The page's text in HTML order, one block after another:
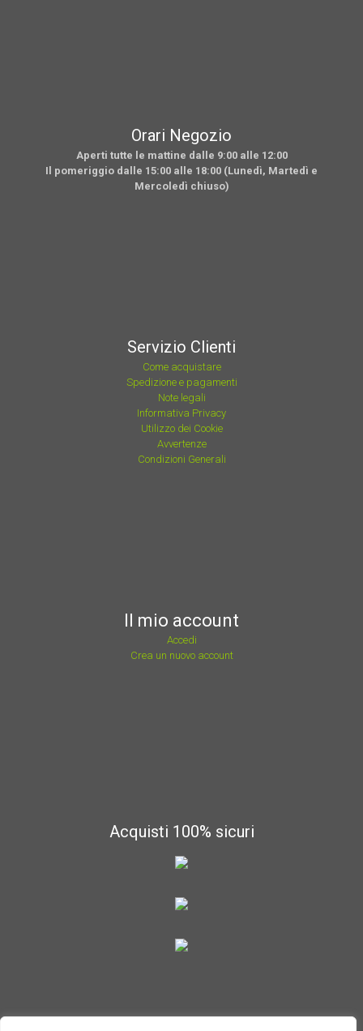
Orari Negozio
Aperti tutte le mattine dalle 9:00 alle 12:00
Il pomeriggio dalle 15:00 alle 18:00 (Lunedì, Martedì e
Mercoledì chiuso)
Servizio Clienti
Come acquistare
Spedizione e pagamenti
Note legali
Informativa Privacy
Utilizzo dei Cookie
Avvertenze
Condizioni Generali
Il mio account
Accedi
Crea un nuovo account
Acquisti 100% sicuri